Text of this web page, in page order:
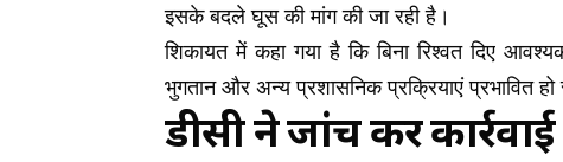
इसके बदले घूस की मांग की जा रही है।
शिकायत में कहा गया है कि बिना रिश्वत दिए
भुगतान और अन्य प्रशासनिक प्रक्रियाएं प्रभावित हो
डीसी ने जांच कर